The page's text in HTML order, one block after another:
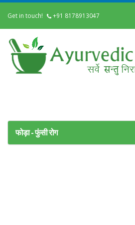
Get in touch! +91 8178913047
फोड़ा - फुंसी रोग